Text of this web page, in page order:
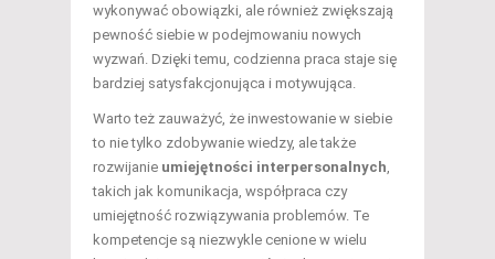
wykonywać obowiązki, ale również zwiększają
pewność siebie w podejmowaniu nowych
wyzwań. Dzięki temu, codzienna praca staje się
bardziej satysfakcjonująca i motywująca.
Warto też zauważyć, że inwestowanie w siebie
to nie tylko zdobywanie wiedzy, ale także
rozwijanie umiejętności interpersonalnych
takich jak komunikacja, współpraca czy
umiejętność rozwiązywania problemów. Te
kompetencje są niezwykle cenione w wielu